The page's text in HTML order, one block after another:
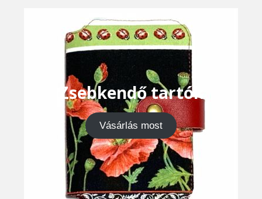
Zsebkendő tartók
Vásárlás most